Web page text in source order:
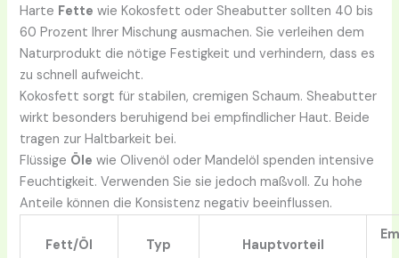
Harte Fette wie Kokosfett oder Sheabutter sollten 40 bis
60 Prozent Ihrer Mischung ausmachen. Sie verleihen dem
Naturprodukt die nötige Festigkeit und verhindern, dass es
zu schnell aufweicht.
Kokosfett sorgt für stabilen, cremigen Schaum. Sheabutter
wirkt besonders beruhigend bei empfindlicher Haut. Beide
tragen zur Haltbarkeit bei.
Flüssige Öle wie Olivenöl oder Mandelöl spenden intensive
Feuchtigkeit. Verwenden Sie sie jedoch maßvoll. Zu hohe
Anteile können die Konsistenz negativ beeinflussen.
Fett/Öl Typ Hauptvorteil